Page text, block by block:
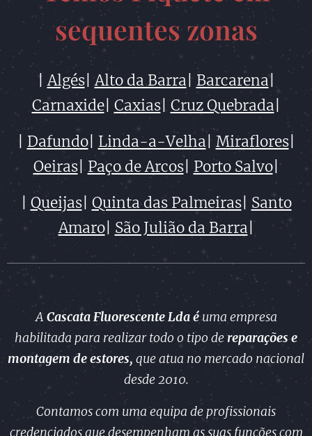
sequentes zonas
|Algés|Alto da Barra Barcarena|
Carnaxide| Caxias| Cruz Quebrada
| Dafundo| Linda-a-Velha| Miraflores|
Oeiras|Paço de Arcos| Porto Salvo|
Queijas| Quinta das Palmeiras| Santo
Amaro| São Julião da Barra
ACascata Fluorescente Lda éuma empresa
habilitada para realizar todo o tipo dereparações e
montagem de estores, que atua no mercado nacional
desde 2010.
Contamos com uma equipa de profissionais
credenciados que desempenham as suas funções com